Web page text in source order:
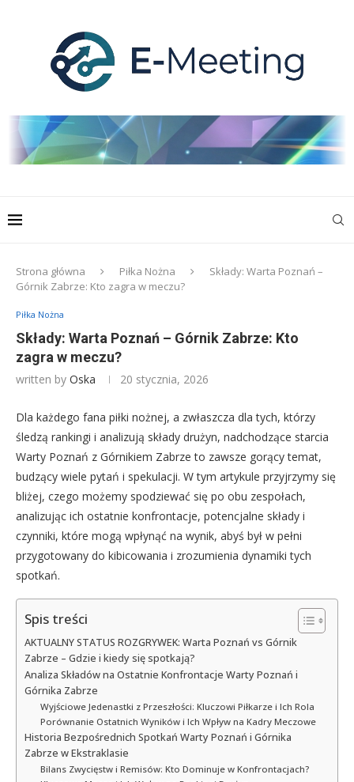
Strona główna Piłka Nożna
Składy: Warta Poznań –
Górnik Zabrze: Kto zagra w meczu?
Piłka Nożna
Składy: Warta Poznań – Górnik Zabrze: Kto
zagra w meczu?
written by Oska 20 stycznia, 2026
Dla każdego fana piłki nożnej, a zwłaszcza dla tych, którzy
śledzą rankingi i analizują składy drużyn, nadchodzące starcia
Warty Poznań z Górnikiem Zabrze to zawsze gorący temat,
budzący wiele pytań i spekulacji. W tym artykule przyjrzymy się
bliżej, czego możemy spodziewać się po obu zespołach,
analizując ich ostatnie konfrontacje, potencjalne składy i
czynniki, które mogą wpłynąć na wynik, abyś był w pełni
przygotowany do kibicowania i zrozumienia dynamiki tych
spotkań.
Spis treści
AKTUALNY STATUS ROZGRYWEK: Warta Poznań vs Górnik
Zabrze – Gdzie i kiedy się spotkają?
Analiza Składów na Ostatnie Konfrontacje Warty Poznań i
Górnika Zabrze
Wyjściowe Jedenastki z Przeszłości: Kluczowi Piłkarze i Ich Rola
Porównanie Ostatnich Wyników i Ich Wpływ na Kadry Meczowe
Historia Bezpośrednich Spotkań Warty Poznań i Górnika
Zabrze w Ekstraklasie
Bilans Zwycięstw i Remisów: Kto Dominuje w Konfrontacjach?